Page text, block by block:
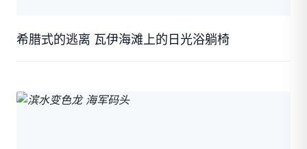
希腊式的逃离 瓦伊海滩上的日光浴躺椅